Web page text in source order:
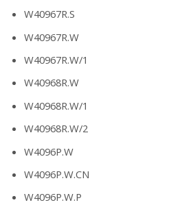
W40967R.S
W40967R.W
W40967R.W/1
W40968R.W
W40968R.W/1
W40968R.W/2
W4096P.W
W4096P.W.CN
W4096P.W.P